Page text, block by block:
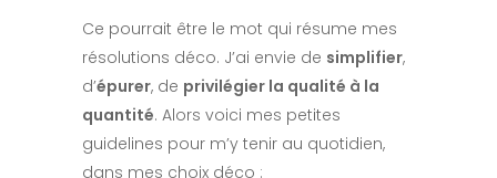
Ce pourrait être le mot qui résume mes
résolutions déco. J’ai envie de simplifier,
d’épurer, de privilégier la qualité à la
quantité. Alors voici mes petites
guidelines pour m’y tenir au quotidien,
dans mes choix déco :